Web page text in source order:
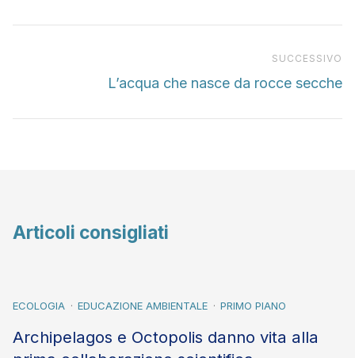
SUCCESSIVO
L’acqua che nasce da rocce secche
Articoli consigliati
ECOLOGIA EDUCAZIONE AMBIENTALE PRIMO PIANO
Archipelagos e Octopolis danno vita alla